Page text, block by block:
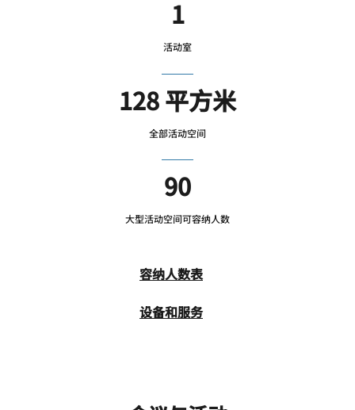
1
活动室
128 平方米
全部活动空间
90
大型活动空间可容纳人数
容纳人数表
设备和服务